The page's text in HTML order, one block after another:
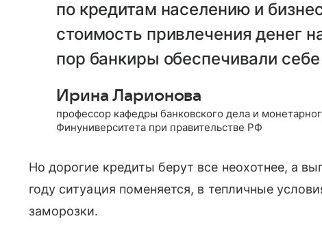
по кредитам населению и
стоимость привлечения денег
пор банкиры обеспечивали
Ирина Ларионова
профессор кафедры банковского дела и
Финуниверситета при правительстве РФ
Но дорогие кредиты берут все неохотнее, а
году ситуация поменяется, в тепличные
заморозки.